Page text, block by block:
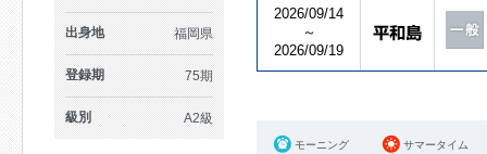
出身地 福岡県
登録期 75期
級別 A2級
2026/09/14
～
2026/09/19
モーニング サマータイム